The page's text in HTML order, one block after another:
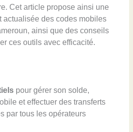
Cet article propose ainsi une
actualisée des codes mobiles
ainsi que des conseils
ces outils avec efficacité.
pour gérer son solde,
et effectuer des transferts
par tous les opérateurs